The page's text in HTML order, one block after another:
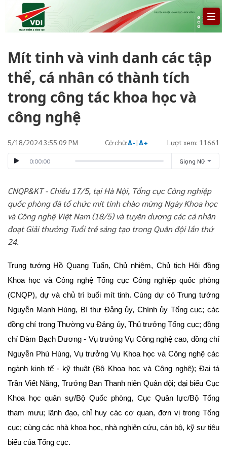
Mít tinh và vinh danh các tập
thể, cá nhân có thành tích
trong công tác khoa học và
công nghệ
5/18/2024 3:55:09 PM
0:00:00 Giọng Nữ
Cỡ chữ:A- |A+ Lượt xem: 11661
CNQP&KT - Chiều 17/5, tại Hà Nội, Tổng cục Công nghiệp
quốc phòng đã tổ chức mít tinh chào mừng Ngày Khoa học
và Công nghệ Việt Nam (18/5) và tuyên dương các cá nhân
đoạt Giải thưởng Tuổi trẻ sáng tạo trong Quân đội lần thứ
24.
Trung tướng Hồ Quang Tuấn, Chủ nhiệm, Chủ tịch Hội đồng
Khoa học và Công nghệ Tổng cục Công nghiệp quốc phòng
(CNQP), dự và chủ trì buổi mít tinh. Cùng dự có Trung tướng
Nguyễn Mạnh Hùng, Bí thư Đảng ủy, Chính ủy Tổng cục; các
đồng chí trong Thường vụ Đảng ủy, Thủ trưởng Tổng cục; đồng
chí Đàm Bạch Dương - Vụ trưởng Vụ Công nghệ cao, đồng chí
Nguyễn Phú Hùng, Vụ trưởng Vụ Khoa học và Công nghệ các
ngành kinh tế - kỹ thuật (Bộ Khoa học và Công nghệ); Đại tá
Trần Viết Năng, Trưởng Ban Thanh niên Quân đội; đại biểu Cục
Khoa học quân sự/Bộ Quốc phòng, Cục Quân lực/Bộ Tổng
tham mưu; lãnh đạo, chỉ huy các cơ quan, đơn vị trong Tổng
cục; cùng các nhà khoa học, nhà nghiên cứu, cán bộ, kỹ sư tiêu
biểu của Tổng cục.